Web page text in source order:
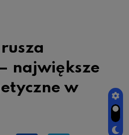
największe
w